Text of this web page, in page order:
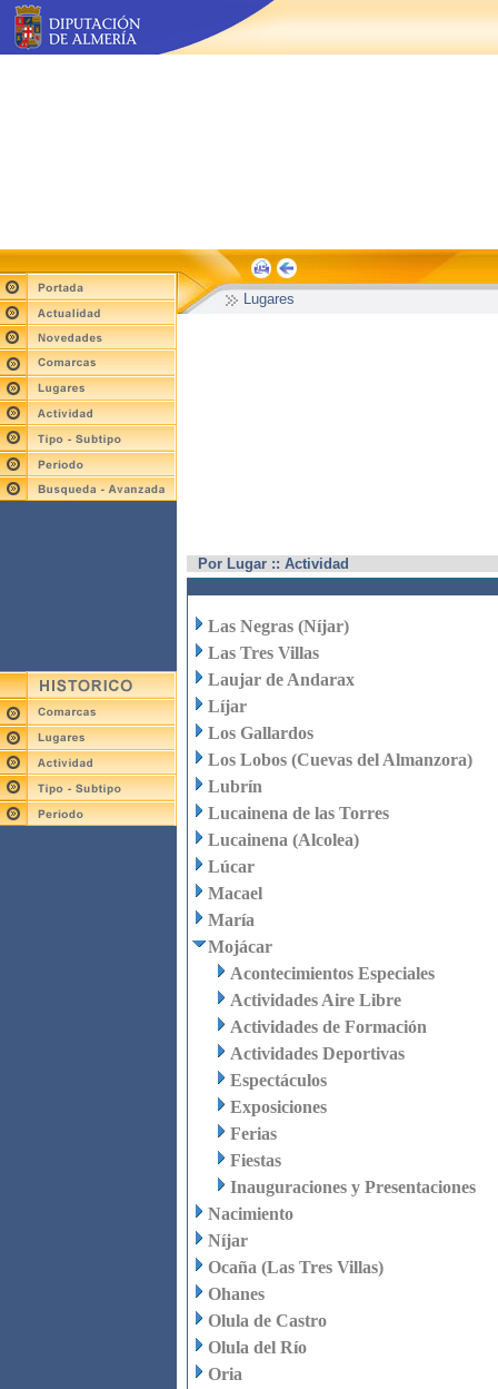
Lugares
Por Lugar :: Actividad
Las Negras (Níjar)
Las Tres Villas
Laujar de Andarax
Líjar
Los Gallardos
Los Lobos (Cuevas del Almanzora)
Lubrín
Lucainena de las Torres
Lucainena (Alcolea)
Lúcar
Macael
María
Mojácar
Acontecimientos Especiales
Actividades Aire Libre
Actividades de Formación
Actividades Deportivas
Espectáculos
Exposiciones
Ferias
Fiestas
Inauguraciones y Presentaciones
Nacimiento
Níjar
Ocaña (Las Tres Villas)
Ohanes
Olula de Castro
Olula del Río
Oria